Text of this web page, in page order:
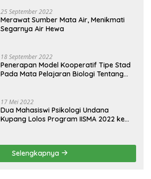
25 September 2022
Merawat Sumber Mata Air, Menikmati
Segarnya Air Hewa
18 September 2022
Penerapan Model Kooperatif Tipe Stad
Pada Mata Pelajaran Biologi Tentang
17 Mei 2022
Dua Mahasiswi Psikologi Undana
Kupang Lolos Program IISMA 2022 ke
Selengkapnya